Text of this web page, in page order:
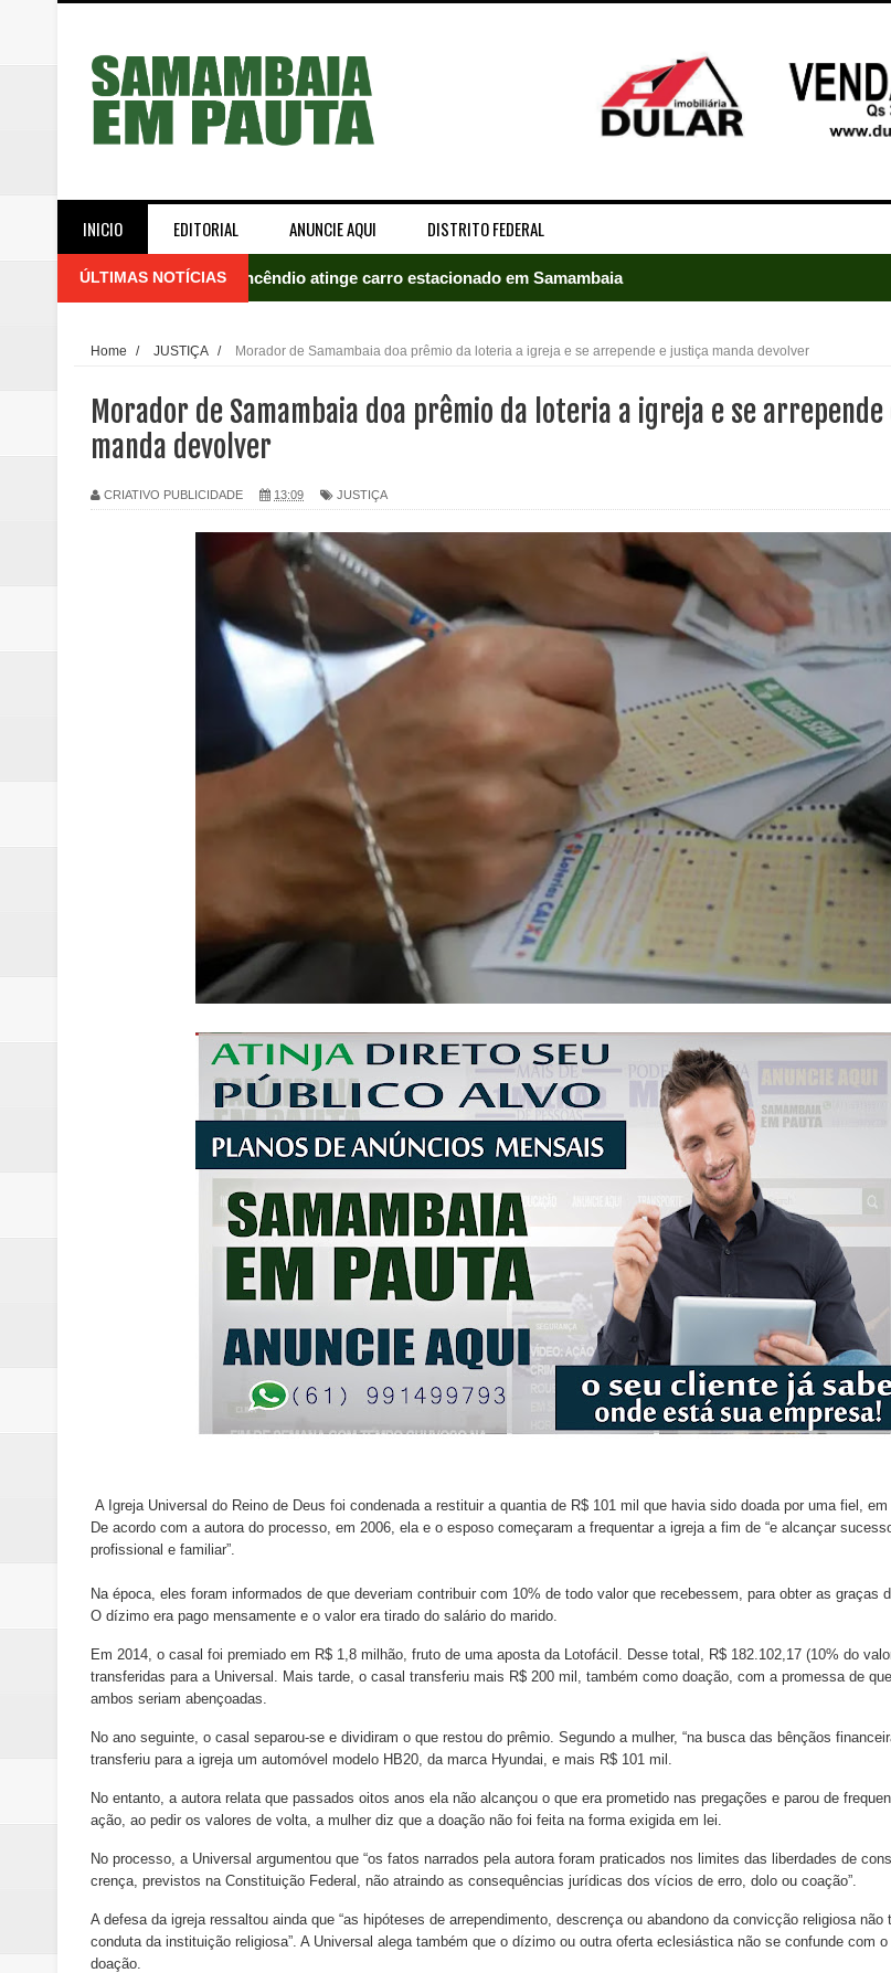
INICIO EDITORIAL ANUNCIE AQUI DISTRITO FEDERAL
ÚLTIMAS NOTÍCIAS Incêndio atinge carro estacionado em Samambaia
Agência do Trabalhador de Samambaia oferece 806 vagas de emprego nesta quinta-
Campanha para Transplante do Padre Lucas de Samambaia entra em mês decisivo
Relatório apontou riscos no aterro sanitário de Samambaia meses antes de morte de
Renata D'Aguiar intensifica ações sociais e cobrança por melhorias em Samambaia
Moradores encontram quase 50 escorpiões em boca de lobo em Samambaia
Homem é socorrido após ser vítima de agressão em Samambaia
Moradora de Samambaia tem prisão preventiva decretada pela Justiça
Claudeci Luart surge como uma nova força e esperança para os feirantes do DF
Samambaia inicia campanha para atualizar vacinação de crianças e adolescentes
Morador de Samambaia morre após sofrer mal súbito
PL e Flávio Bolsonaro oficializam candidatura de Hamilton Tatu por Samambaia,
Trabalhador morre após ser atingido por trator em aterro de Samambaia
Laboratório de Vertentes Psy promove formação gratuita em Psytrance em
PMDF resgata aves silvestres e autua cinco pessoas por crime ambiental em
ROTAM apreende revólver com numeração suprimida e pistola 9mm em Samambaia
Home / JUSTIÇA / Morador de Samambaia doa prêmio da loteria a igreja e se arrepende e justiça manda devolver
Morador de Samambaia doa prêmio da loteria a igreja e se
manda devolver
CRIATIVO PUBLICIDADE 13:09 JUSTIÇA
A Igreja Universal do Reino de Deus foi condenada a restituir a quantia de R$ 101 mil que havia sido doada por uma fiel,
De acordo com a autora do processo, em 2006, ela e o esposo começaram a frequentar a igreja a fim de “e alcançar
profissional e familiar”.
Na época, eles foram informados de que deveriam contribuir com 10% de todo valor que recebessem, para obter as graças
O dízimo era pago mensamente e o valor era tirado do salário do marido.
Em 2014, o casal foi premiado em R$ 1,8 milhão, fruto de uma aposta da Lotofácil. Desse total, R$ 182.102,17 (10% do
transferidas para a Universal. Mais tarde, o casal transferiu mais R$ 200 mil, também como doação, com a promessa de
ambos seriam abençoadas.
No ano seguinte, o casal separou-se e dividiram o que restou do prêmio. Segundo a mulher, “na busca das bênçãos
transferiu para a igreja um automóvel modelo HB20, da marca Hyundai, e mais R$ 101 mil.
No entanto, a autora relata que passados oitos anos ela não alcançou o que era prometido nas pregações e parou de
ação, ao pedir os valores de volta, a mulher diz que a doação não foi feita na forma exigida em lei.
No processo, a Universal argumentou que “os fatos narrados pela autora foram praticados nos limites das liberdades de
crença, previstos na Constituição Federal, não atraindo as consequências jurídicas dos vícios de erro, dolo ou coação”.
A defesa da igreja ressaltou ainda que “as hipóteses de arrependimento, descrença ou abandono da convicção religiosa não
conduta da instituição religiosa”. A Universal alega também que o dízimo ou outra oferta eclesiástica não se confunde com
doação.